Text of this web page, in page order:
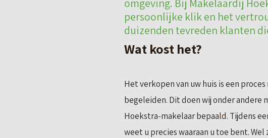
omgeving. Bij Makelaardij
persoonlijke klik en het
duizenden tevreden klanten
Wat kost het?
Het verkopen van uw huis is een
begeleiden. Dit doen wij onder andere
Hoekstra-makelaar bepaald. Tijdens
weet u precies waaraan u toe bent.